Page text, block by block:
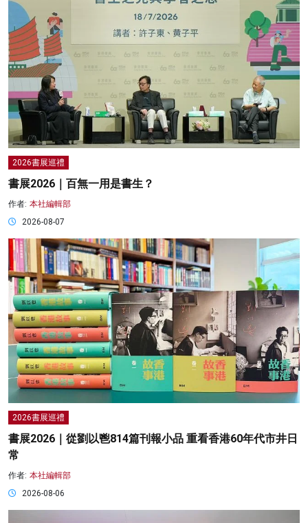
2026書展巡禮
書展2026｜百無一用是書生？
作者: 本社編輯部
2026-08-07
2026書展巡禮
書展2026｜從劉以鬯814篇刊報小品 重看香港60年代市井日
常
作者: 本社編輯部
2026-08-06